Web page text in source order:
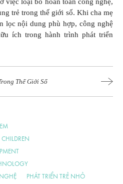
việc loại bỏ hoàn toàn công nghệ,
trẻ trong thế giới số. Khi cha mẹ
lọc nội dung phù hợp, công nghệ
ích trong hành trình phát triển
Thế Giới Số
PHÁT TRIỂN TRẺ NHỎ